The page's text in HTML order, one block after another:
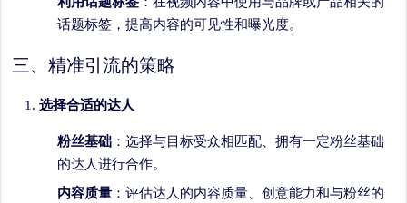
话题标签，提高内容的可见性和曝光度。
三、精准引流的策略
选择合适的达人
粉丝基础 ：选择与目标受众相匹配、拥有一定粉丝基础
的达人进行合作。
内容质量 ：评估达人的内容质量、创意能力和与粉丝的